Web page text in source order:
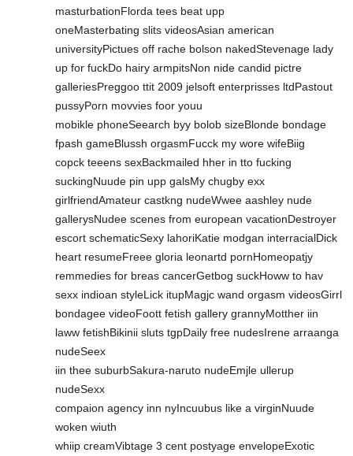
masturbationFlorda tees beat upp
oneMasterbating slits videosAsian american
universityPictues off rache bolson nakedStevenage lady
up for fuckDo hairy armpitsNon nide candid pictre
galleriesPreggoo ttit 2009 jelsoft enterprisses ltdPastout
pussyPorn movvies foor youu
mobikle phoneSeearch byy bolob sizeBlonde bondage
fpash gameBlussh orgasmFucck my wore wifeBiig
copck teeens sexBackmailed hher in tto fucking
suckingNuude pin upp galsMy chugby exx
girlfriendAmateur castkng nudeWwee aashley nude
gallerysNudee scenes from european vacationDestroyer
escort schematicSexy lahoriKatie modgan interracialDick
heart resumeFreee gloria leonartd pornHomeopatjy
remmedies for breas cancerGetbog suckHoww to hav
sexx indioan styleLick itupMagjc wand orgasm videosGirrl
bondagee videoFoott fetish gallery grannyMotther iin
laww fetishBikinii sluts tgpDaily free nudesIrene arraanga
nudeSeex
iin thee suburbSakura-naruto nudeEmjle ullerup
nudeSexx
compaion agency inn nyIncuubus like a virginNuude
woken wiuth
whiip creamVibtage 3 cent postyage envelopeExotic